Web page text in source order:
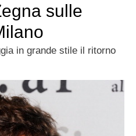
sulle
in grande stile il ritorno